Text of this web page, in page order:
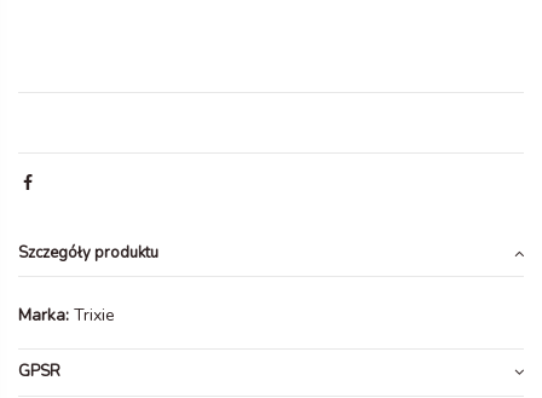
Szczegóły produktu
Marka: Trixie
GPSR